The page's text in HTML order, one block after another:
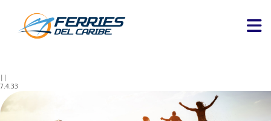
||
7.4.33